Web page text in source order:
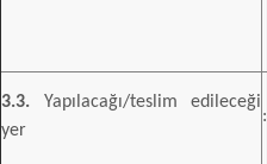
3.3. Yapılacağı/teslim edileceği
yer
: